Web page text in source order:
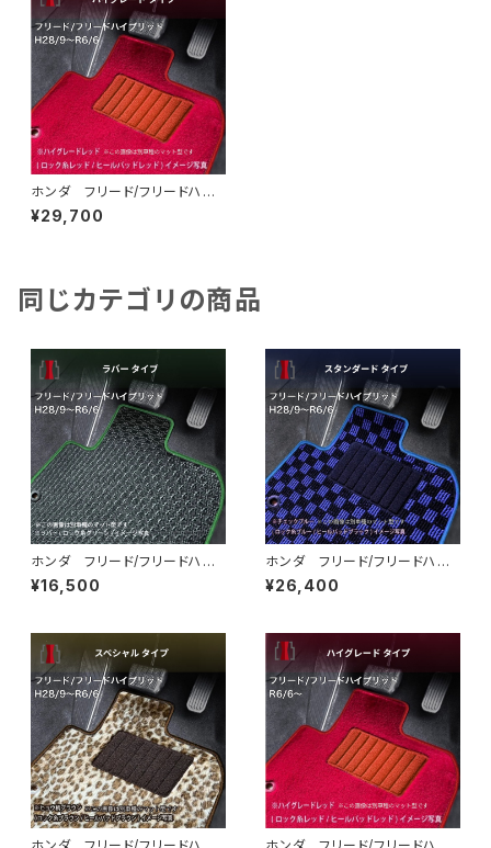
ホンダ フリード/フリードハイ
ブリッド H28/9〜R6/6 GB
5/6/7/8 6人/7人乗 フロア
¥29,700
同じカテゴリの商品
ホンダ フリード/フリードハイ
ブリッド H28/9〜R6/6 GB
5/6/7/8 6人/7人乗 フロア
¥16,500
ホンダ フリード/フリードハイ
ブリッド H28/9〜R6/6 GB
5/6/7/8 6人/7人乗 フロア
¥26,400